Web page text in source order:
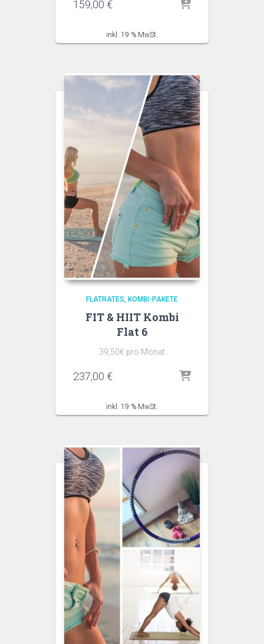
159,00 €
inkl. 19 % MwSt.
FLATRATES KOMBI-PAKETE
FIT & HIIT Kombi
Flat 6
39,50€ pro Monat
237,00 €
inkl. 19 % MwSt.